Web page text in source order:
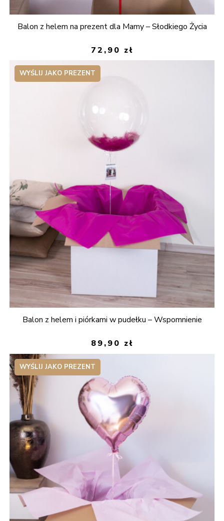
Balon z helem na prezent dla Mamy – Słodkiego Życia
72,90 zł
WYŚLIJ JAKO PREZENT
Balon z helem i piórkami w pudełku – Wspomnienie
89,90 zł
WYŚLIJ JAKO PREZENT